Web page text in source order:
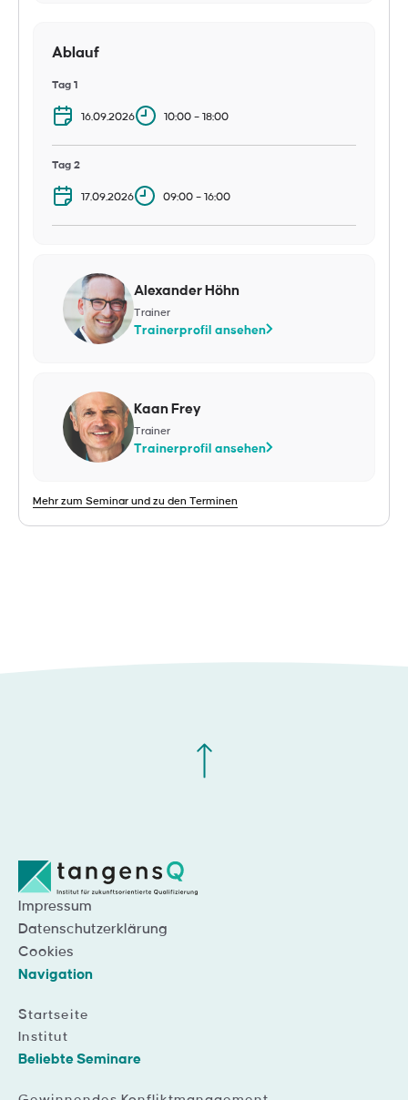
Ablauf
Tag 1
16.09.2026 10:00 – 18:00
Tag 2
17.09.2026 09:00 – 16:00
Alexander Höhn
Trainer
Trainerprofil ansehen
Kaan Frey
Trainer
Trainerprofil ansehen
Mehr zum Seminar und zu den Terminen
Impressum
Datenschutzerklärung
Cookies
Navigation
Startseite
Institut
Beliebte Seminare